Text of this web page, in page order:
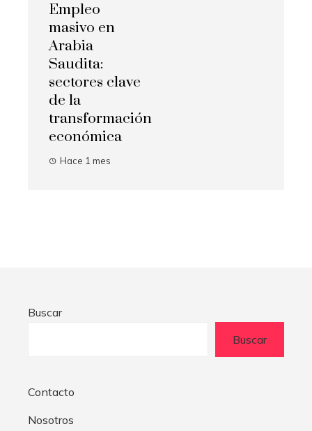
Empleo
masivo en
Arabia
Saudita:
sectores clave
de la
transformación
económica
Hace 1 mes
Buscar
Buscar
Contacto
Nosotros